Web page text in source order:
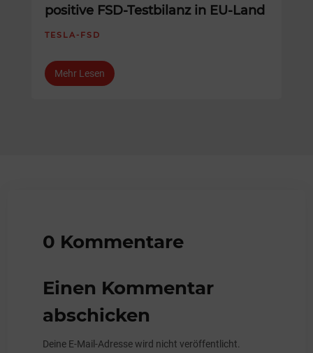
positive FSD-Testbilanz in EU-Land
TESLA-FSD
Mehr Lesen
0 Kommentare
Einen Kommentar
abschicken
Deine E-Mail-Adresse wird nicht veröffentlicht.